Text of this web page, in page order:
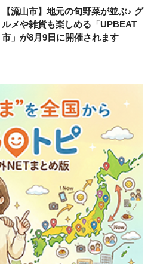
【流山市】地元の旬野菜が並ぶ♪ グ
ルメや雑貨も楽しめる「UPBEAT
市」が8月9日に開催されます